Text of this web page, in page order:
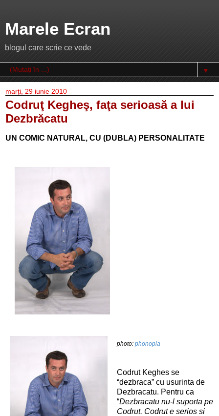
Marele Ecran
blogul care scrie ce vede
▼
marți, 29 iunie 2010
Codruţ Kegheş, faţa serioasă a lui
Dezbrăcatu
UN COMIC NATURAL, CU (DUBLA) PERSONALITATE
photo: phonopia
Codrut Keghes se
“dezbraca” cu usurinta de
Dezbracatu. Pentru ca
“Dezbracatu nu-l suporta pe
Codrut. Codrut e serios si